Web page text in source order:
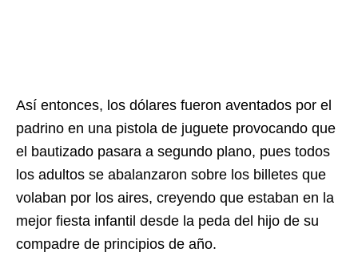
Así entonces, los dólares fueron aventados por el
padrino en una pistola de juguete provocando que
el bautizado pasara a segundo plano, pues todos
los adultos se abalanzaron sobre los billetes que
volaban por los aires, creyendo que estaban en la
mejor fiesta infantil desde la peda del hijo de su
compadre de principios de año.